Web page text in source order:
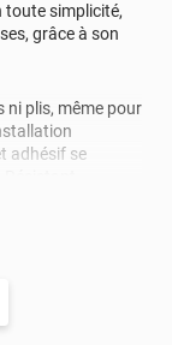
toute simplicité,
grâce à son
ni plis, même pour
adhésif se
rayons UV et à
pendant 10
les petites
final impeccable